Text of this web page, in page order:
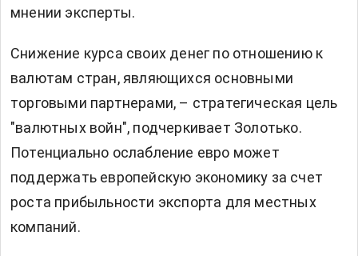
мнении эксперты.
Снижение курса своих денег по отношению к
валютам стран, являющихся основными
торговыми партнерами, – стратегическая цель
"валютных войн", подчеркивает Золотько.
Потенциально ослабление евро может
поддержать европейскую экономику за счет
роста прибыльности экспорта для местных
компаний.